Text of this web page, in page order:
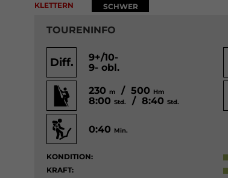
KLETTERN SCHWER
TOURENINFO
Diff.
9+/10-
9- obl.
230m / 500 Hm
8:00Std. / 8:40Std.
0:40 Min.
KONDITION:
KRAFT: